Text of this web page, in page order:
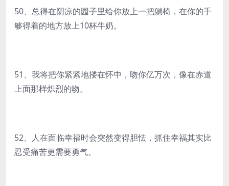
50、总得在阴凉的园子里给你放上一把躺椅，在你的手
够得着的地方放上10杯牛奶。
51、我将把你紧紧地搂在怀中，吻你亿万次，像在赤道
上面那样炽烈的吻。
52、人在面临幸福时会突然变得胆怯，抓住幸福其实比
忍受痛苦更需要勇气。